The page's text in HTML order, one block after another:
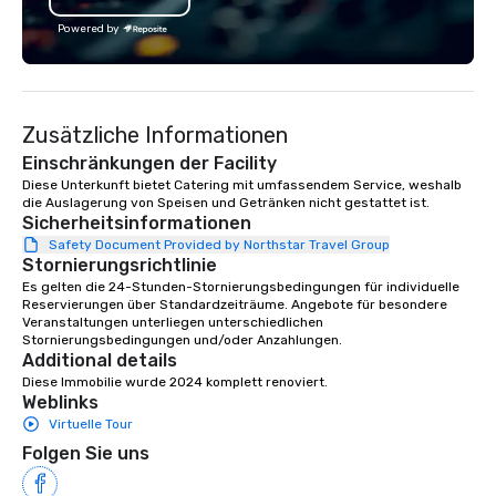
and unparalleled event rental support,
it’s clear that weddings move and
whatever its form, it’s a Beautiful
relationships that bring people
together, and support all wedding
couples throughout our communities.
We’re huge fans of socials and
celebrations where people share
laughter and find joy. From birthdays,
to anniversaries, to graduations and
more, Premiere will bring the basics
you need to the party, and provide the
‘frills’ you want to help realize your
you’re wanting to ‘get down to
business’, we can handle your wants
business too, and we know you’re
looking for the best rental and event
Powered by
Zusätzliche Informationen
Einschränkungen der Facility
Diese Unterkunft bietet Catering mit umfassendem Service, weshalb
die Auslagerung von Speisen und Getränken nicht gestattet ist.
Sicherheitsinformationen
Safety Document Provided by Northstar Travel Group
Stornierungsrichtlinie
Es gelten die 24-Stunden-Stornierungsbedingungen für individuelle
Reservierungen über Standardzeiträume. Angebote für besondere
Veranstaltungen unterliegen unterschiedlichen
Stornierungsbedingungen und/oder Anzahlungen.
Additional details
Diese Immobilie wurde 2024 komplett renoviert.
Weblinks
Virtuelle Tour
Folgen Sie uns